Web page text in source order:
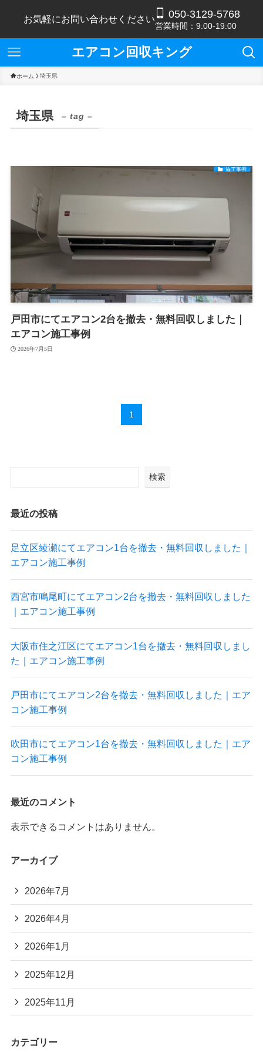
お気軽にお問い合わせください 050-3129-5768
営業時間：9:00-19:00
エアコン回収キング
ホーム 埼玉県
埼玉県 – tag –
施工事例
戸田市にてエアコン2台を撤去・無料回収しました｜
エアコン施工事例
2026年7月5日
1
検索
最近の投稿
足立区綾瀬にてエアコン1台を撤去・無料回収しました｜
エアコン施工事例
西宮市鳴尾町にてエアコン2台を撤去・無料回収しました
｜エアコン施工事例
大阪市住之江区にてエアコン1台を撤去・無料回収しまし
た｜エアコン施工事例
戸田市にてエアコン2台を撤去・無料回収しました｜エア
コン施工事例
吹田市にてエアコン1台を撤去・無料回収しました｜エア
コン施工事例
最近のコメント
表示できるコメントはありません。
アーカイブ
2026年7月
2026年4月
2026年1月
2025年12月
2025年11月
カテゴリー